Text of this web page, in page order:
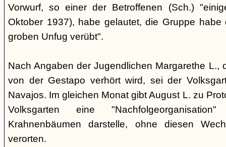
Vorwurf, so einer der Betroffenen (Sch.)
Oktober 1937), habe gelautet, die Gruppe
groben Unfug verübt".
Nach Angaben der Jugendlichen Margarethe L.,
von der Gestapo verhört wird, sei der
Navajos. Im gleichen Monat gibt August L. zu
Volksgarten eine
Krahnenbäumen darstelle, ohne diesen
verorten.